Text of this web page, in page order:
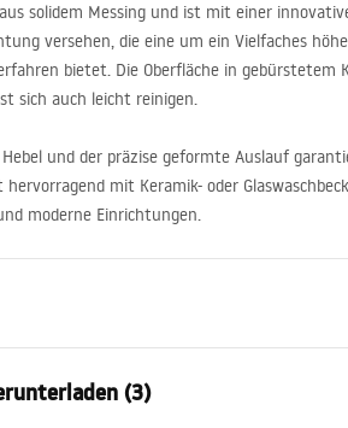
solidem Messing und ist mit einer
versehen, die eine um ein Vielfaches
bietet. Die Oberfläche in
sich auch leicht reinigen.
und der präzise geformte Auslauf
mit Keramik- oder
moderne Einrichtungen.
(3)